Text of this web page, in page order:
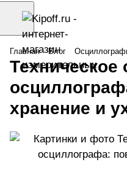
Главная Блог
Техническое
хранение и